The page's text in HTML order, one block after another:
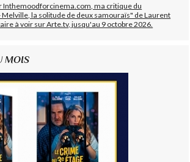
Inthemoodforcinema.com, ma critique du
la solitude de deux samouraïs" de Laurent
à voir sur Arte.tv, jusqu'au 9 octobre 2026.
MOIS